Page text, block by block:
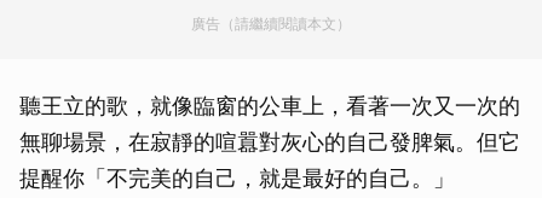
廣告（請繼續閱讀本文）
聽王立的歌，就像臨窗的公車上，看著一次又一次的
無聊場景，在寂靜的喧囂對灰心的自己發脾氣。但它
提醒你「不完美的自己，就是最好的自己。」